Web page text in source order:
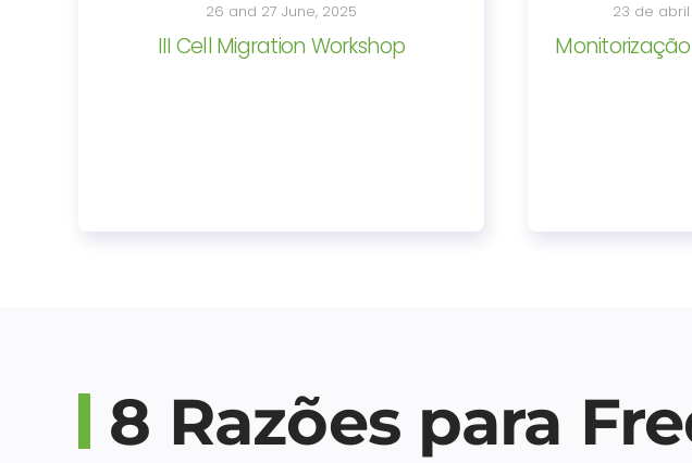
26 and 27 June, 2025
III Cell Migration Workshop
23 de abril
Monitorização
8 Razões para